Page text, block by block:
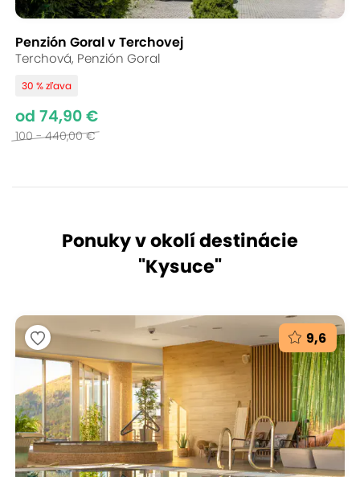
Penzión Goral v Terchovej
Terchová, Penzión Goral
30 % zľava
od 74,90 €
100 - 440,00 €
Ponuky v okolí destinácie
"Kysuce"
9,6